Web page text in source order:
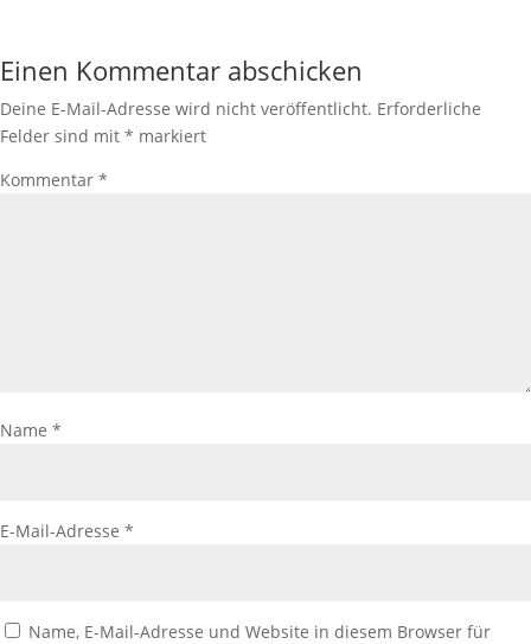
Einen Kommentar abschicken
Deine E-Mail-Adresse wird nicht veröffentlicht. Erforderliche
Felder sind mit * markiert
Kommentar *
Name *
E-Mail-Adresse *
Name, E-Mail-Adresse und Website in diesem Browser für